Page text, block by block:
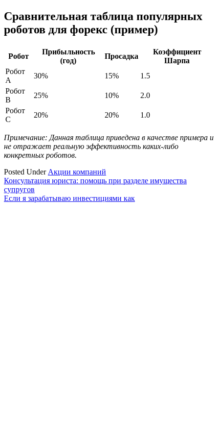
Сравнительная таблица популярных
роботов для форекс (пример)
Робот
Прибыльность
(год)
Просадка
Коэффициент
Шарпа
Робот
A
30% 15%
1.5
Робот
B
25% 10%
2.0
Робот
C
20% 20% 1.0
Примечание: Данная таблица приведена в качестве примера и
не отражает реальную эффективность каких-либо
конкретных роботов.
Posted Under Акции компаний
Навигация
по
Консультация юриста: помощь при разделе имущества
супругов
Если я зарабатываю инвестициями как